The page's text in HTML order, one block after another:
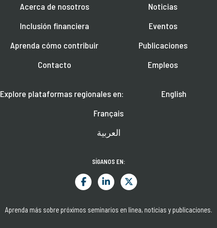
Acerca de nosotros
Inclusión financiera
Aprenda cómo contribuir
Contacto
Noticias
Eventos
Publicaciones
Empleos
Explore plataformas regionales en:
English
Français
العربية
SÍGANOS EN:
Aprenda más sobre próximos seminarios en línea, noticias y publicaciones.